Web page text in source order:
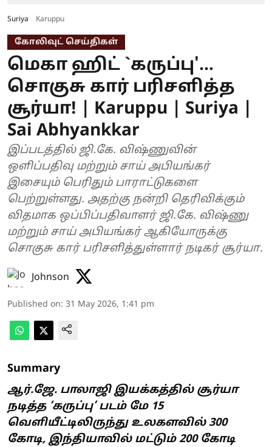
Suriya Karuppu
கோலிவுட் செய்திகள்
மெகா ஹிட் `கருப்பு'...
சொகுசு கார் பரிசளித்த
சூர்யா! | Karuppu | Suriya |
Sai Abhyankkar
இப்படத்தில் ஜி.கே. விஷ்ணுவின்
ஒளிப்பதிவு மற்றும் சாய் அபியங்கர்
இசையும் பெரிதும் பாராட்டுகளை
பெற்றுள்ளது. அதற்கு நன்றி தெரிவிக்கும்
விதமாக ஒப்பிப்பதிவாளர் ஜி.கே. விஷ்ணு
மற்றும் சாய் அபியங்கர் ஆகியோருக்கு
சொகுசு கார் பரிசளித்துள்ளார் நடிகர் சூர்யா.
Johnson
Published on: 31 May 2026, 1:41 pm
Summary
ஆர்.ஜே. பாலாஜி இயக்கத்தில் சூர்யா
நடித்த ‘கருப்பு’ படம் மே 15
வெளியீட்டிலிருந்து உலகளவில் 300
கோடி, இந்தியாவில் மட்டும் 200 கோடி